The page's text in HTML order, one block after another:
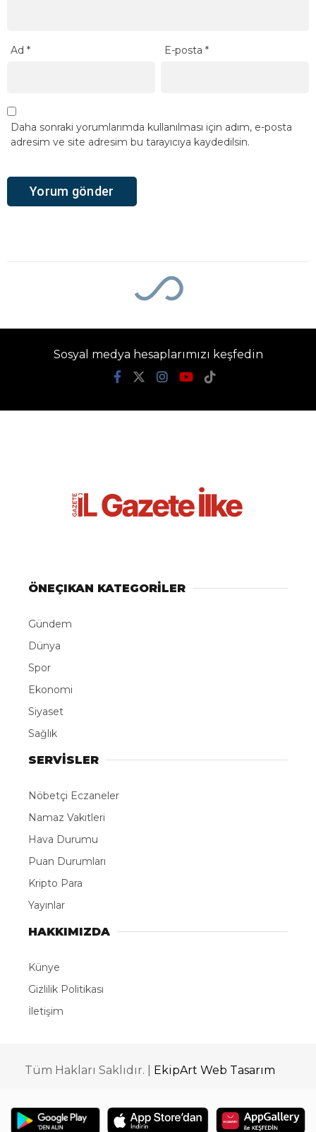
Ad * E-posta*
Daha sonraki yorumlarımda kullanılması için adım, e-posta
adresim ve site adresim bu tarayıcıya kaydedilsin.
22 Mart Bugünkü
Gündem
22 Mart 2026 tarihinde Türkiye, diplomasi
ve spor gündemlerinden kısa başlıklar.
Güncelleme: 22-03-2026 04:20
Kaynak: BEGEN MEDYA
Dünya Çocuk Şiirleri Günü
geri çekilmesi (1922)
Martdokuzu Fırtınası
ile İran’ın misillemesine ilişkin gelişmeler takip
ediliyor.